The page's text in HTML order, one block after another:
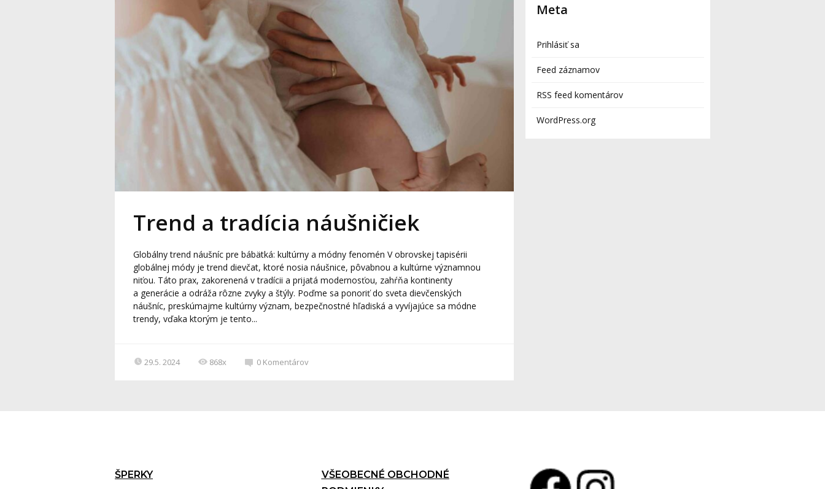
Trend a tradícia náušničiek
Globálny trend náušníc pre bábätká: kultúrny a módny fenomén V obrovskej tapisérii
globálnej módy je trend dievčat, ktoré nosia náušnice, pôvabnou a kultúrne významnou
niťou. Táto prax, zakorenená v tradícii a prijatá modernosťou, zahŕňa kontinenty
a generácie a odráža rôzne zvyky a štýly. Poďme sa ponoriť do sveta dievčenských
náušníc, preskúmajme kultúrny význam, bezpečnostné hľadiská a vyvíjajúce sa módne
trendy, vďaka ktorým je tento...
29.5. 2024 868x 0 Komentárov
Meta
Prihlásiť sa
Feed záznamov
RSS feed komentárov
WordPress.org
ŠPERKY
VŠEOBECNÉ OBCHODNÉ